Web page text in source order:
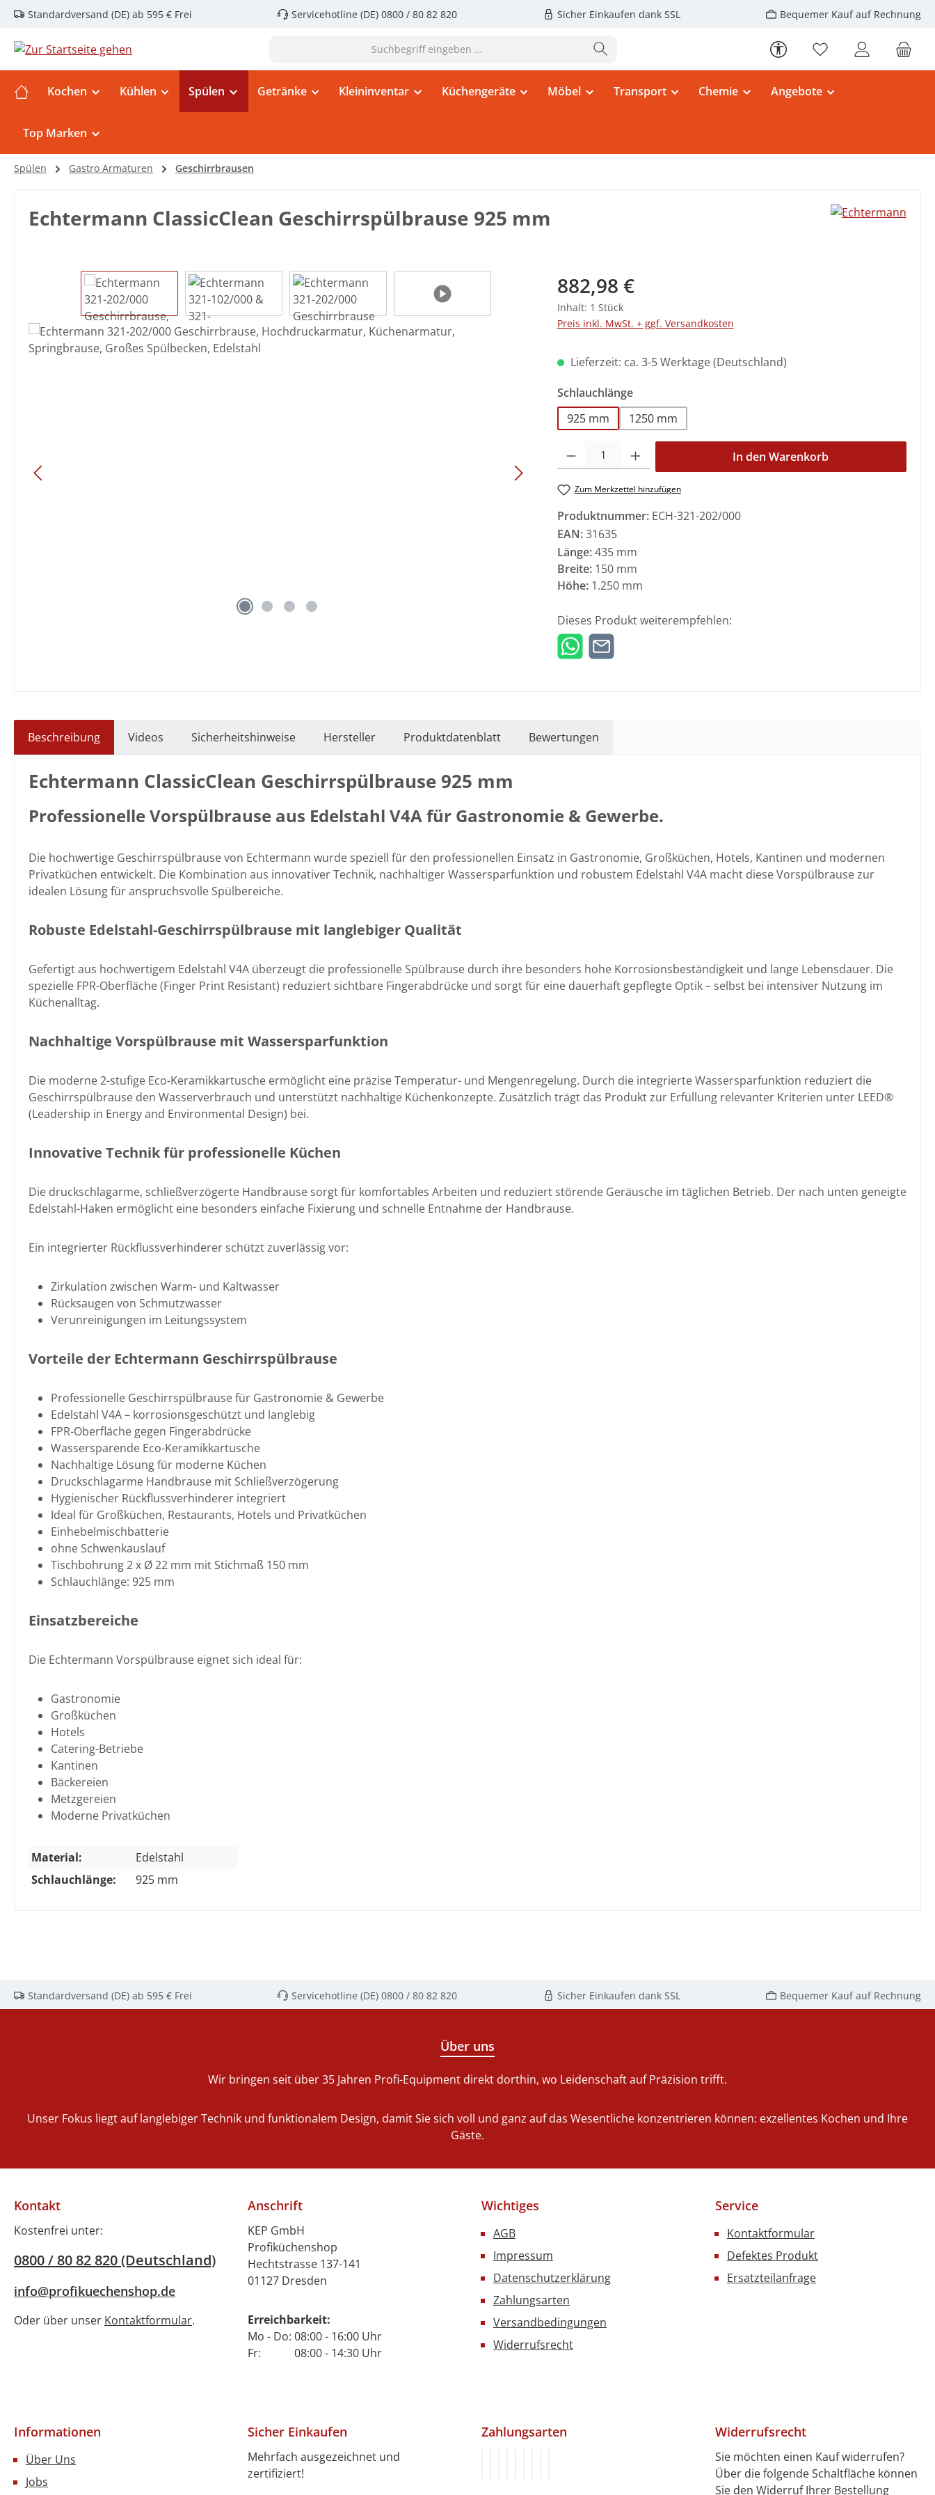
Hauptinhalt springen
Zur Suche springen
Zur Hauptnavigation springen
Standardversand (DE) ab 595 € Frei Servicehotline (DE) 0800 / 80 82 820 Sicher Einkaufen dank SSL Bequemer Kauf auf Rechnung
Werkzeugleiste anzeigen
Du hast 0 Produkte
Kochen Kühlen Spülen Getränke Kleininventar Küchengeräte Möbel Transport Chemie Angebote
Top Marken
Spülen Gastro Armaturen Geschirrbrausen
Echtermann ClassicClean Geschirrspülbrause 925 mm
Bildergalerie überspringen Regulärer Preis:
882,98 €
Inhalt: 1 Stück
Preis inkl. MwSt. + ggf. Versandkosten
Lieferzeit: ca. 3-5 Werktage (Deutschland)
Schlauchlängeauswählen
925 mm
1250 mm
Produkt Anzahl: Gib den gewünschten Wert ein oder benutze die
In den Warenkorb
Zum Merkzettel hinzufügen
Produktnummer: ECH-321-202/000
EAN:31635
Länge:435 mm
Breite: 150 mm
Höhe: 1.250 mm
Dieses Produkt weiterempfehlen:
Beschreibung Videos Sicherheitshinweise Hersteller Produktdatenblatt Bewertungen
Echtermann ClassicClean Geschirrspülbrause 925 mm
Professionelle Vorspülbrause aus Edelstahl V4A für Gastronomie & Gewerbe.
Die hochwertige Geschirrspülbrause von Echtermann wurde speziell für den professionellen Einsatz in Gastronomie, Großküchen, Hotels, Kantinen und modernen
Privatküchen entwickelt. Die Kombination aus innovativer Technik, nachhaltiger Wassersparfunktion und robustem Edelstahl V4A macht diese Vorspülbrause zur
idealen Lösung für anspruchsvolle Spülbereiche.
Robuste Edelstahl-Geschirrspülbrause mit langlebiger Qualität
Gefertigt aus hochwertigem Edelstahl V4A überzeugt die professionelle Spülbrause durch ihre besonders hohe Korrosionsbeständigkeit und lange Lebensdauer. Die
spezielle FPR-Oberfläche (Finger Print Resistant) reduziert sichtbare Fingerabdrücke und sorgt für eine dauerhaft gepflegte Optik – selbst bei intensiver Nutzung im
Küchenalltag.
Nachhaltige Vorspülbrause mit Wassersparfunktion
Die moderne 2-stufige Eco-Keramikkartusche ermöglicht eine präzise Temperatur- und Mengenregelung. Durch die integrierte Wassersparfunktion reduziert die
Geschirrspülbrause den Wasserverbrauch und unterstützt nachhaltige Küchenkonzepte. Zusätzlich trägt das Produkt zur Erfüllung relevanter Kriterien unter LEED®
(Leadership in Energy and Environmental Design) bei.
Innovative Technik für professionelle Küchen
Die druckschlagarme, schließverzögerte Handbrause sorgt für komfortables Arbeiten und reduziert störende Geräusche im täglichen Betrieb. Der nach unten geneigte
Edelstahl-Haken ermöglicht eine besonders einfache Fixierung und schnelle Entnahme der Handbrause.
Ein integrierter Rückflussverhinderer schützt zuverlässig vor:
Zirkulation zwischen Warm- und Kaltwasser
Rücksaugen von Schmutzwasser
Verunreinigungen im Leitungssystem
Vorteile der Echtermann Geschirrspülbrause
Professionelle Geschirrspülbrause für Gastronomie & Gewerbe
Edelstahl V4A – korrosionsgeschützt und langlebig
FPR-Oberfläche gegen Fingerabdrücke
Wassersparende Eco-Keramikkartusche
Nachhaltige Lösung für moderne Küchen
Druckschlagarme Handbrause mit Schließverzögerung
Hygienischer Rückflussverhinderer integriert
Ideal für Großküchen, Restaurants, Hotels und Privatküchen
Einhebelmischbatterie
ohne Schwenkauslauf
Tischbohrung 2 x Ø 22 mm mit Stichmaß 150 mm
Schlauchlänge: 925 mm
Einsatzbereiche
Die Echtermann Vorspülbrause eignet sich ideal für:
Gastronomie
Großküchen
Hotels
Catering-Betriebe
Kantinen
Bäckereien
Metzgereien
Moderne Privatküchen
Material:
Edelstahl
Schlauchlänge:
925 mm
Standardversand (DE) ab 595 € Frei Servicehotline (DE) 0800 / 80 82 820 Sicher Einkaufen dank SSL Bequemer Kauf auf Rechnung
Über uns
Wir bringen seit über 35 Jahren Profi-Equipment direkt dorthin, wo Leidenschaft auf Präzision trifft.
Unser Fokus liegt auf langlebiger Technik und funktionalem Design, damit Sie sich voll und ganz auf das Wesentliche konzentrieren können: exzellentes Kochen und Ihre
Gäste.
Kontakt
Kostenfrei unter:
0800 / 80 82 820 (Deutschland)
info@profikuechenshop.de
Oder über unser Kontaktformular.
Anschrift
KEP GmbH
Profiküchenshop
Hechtstrasse 137-141
01127 Dresden
Erreichbarkeit:
Mo - Do: 08:00 - 16:00 Uhr
Fr: 08:00 - 14:30 Uhr
Wichtiges
AGB
Impressum
Datenschutzerklärung
Zahlungsarten
Versandbedingungen
Widerrufsrecht
Service
Kontaktformular
Defektes Produkt
Ersatzteilanfrage
Informationen
Über Uns
Jobs
Sicher Einkaufen
Mehrfach ausgezeichnet und
zertifiziert!
Zahlungsarten Widerrufsrecht
Sie möchten einen Kauf widerrufen?
Über die folgende Schaltfläche können
Sie den Widerruf Ihrer Bestellung